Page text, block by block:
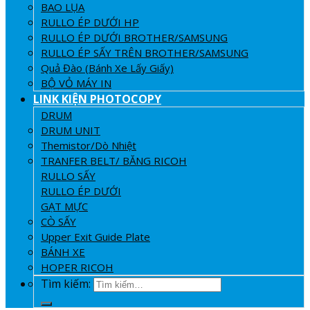
BAO LỤA
RULLO ÉP DƯỚI HP
RULLO ÉP DƯỚI BROTHER/SAMSUNG
RULLO ÉP SẤY TRÊN BROTHER/SAMSUNG
Quả Đào (Bánh Xe Lấy Giấy)
BỘ VỎ MÁY IN
LINK KIỆN PHOTOCOPY
DRUM
DRUM UNIT
Themistor/Dò Nhiệt
TRANFER BELT/ BĂNG RICOH
RULLO SẤY
RULLO ÉP DƯỚI
GẠT MỰC
CÒ SẤY
Upper Exit Guide Plate
BÁNH XE
HOPER RICOH
Tìm kiếm: